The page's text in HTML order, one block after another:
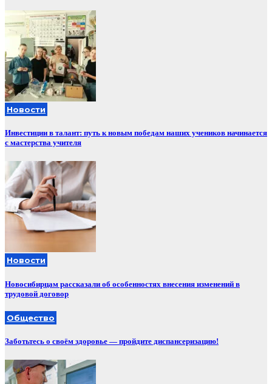
Новости
Инвестиции в талант: путь к новым победам наших учеников начинается
с мастерства учителя
Новости
Новосибирцам рассказали об особенностях внесения изменений в
трудовой договор
Общество
Заботьтесь о своём здоровье — пройдите диспансеризацию!